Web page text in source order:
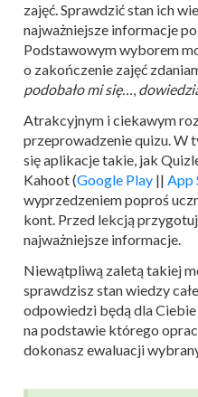
zajęć. Sprawdzić stan ich
najważniejsze informacje
Podstawowym wyborem
o zakończenie zajęć
podobało mi się…,
Atrakcyjnym i ciekawym
przeprowadzenie quizu. W
się aplikacje takie, jak
Kahoot (Google Play || App
wyprzedzeniem poproś
kont. Przed lekcją
najważniejsze informacje.
Niewątpliwą zaletą takiej
sprawdzisz stan wiedzy
odpowiedzi będą dla
na podstawie którego
dokonasz ewaluacji